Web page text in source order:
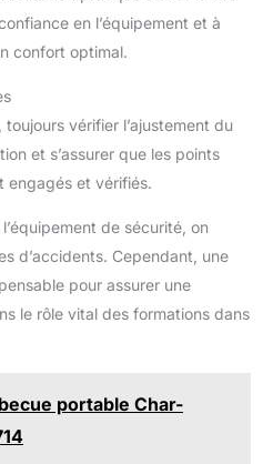
en l’équipement et à
confort optimal.
vérifier l’ajustement du
et s’assurer que les points
engagés et vérifiés.
de sécurité, on
d’accidents. Cependant, une
pour assurer une
le rôle vital des formations dans
portable Char-